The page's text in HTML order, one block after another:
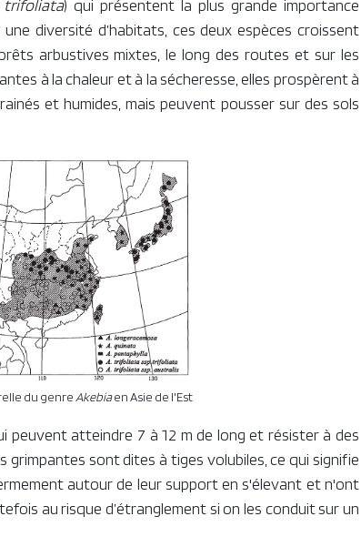
trifoliata) qui présentent la plus grande importance
diversité d’habitats, ces deux espèces croissent
arbustives mixtes, le long des routes et sur les
à la chaleur et à la sécheresse, elles prospèrent à
et humides, mais peuvent pousser sur des sols
du genreAkebiaen Asie de l'Est
peuvent atteindre 7 à 12 m de long et résister à des
grimpantes sont dites à tiges volubiles, ce qui signifie
autour de leur support en s'élevant et n'ont
au risque d’étranglement si on les conduit sur un